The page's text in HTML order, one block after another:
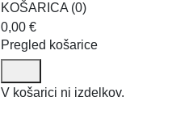
KOŠARICA (0)
0,00 €
Pregled košarice
V košarici ni izdelkov.